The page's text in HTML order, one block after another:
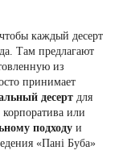
каждый десерт
Там предлагают
из
принимает
десерт для
корпоратива или
подходу и
«Пані Буба»